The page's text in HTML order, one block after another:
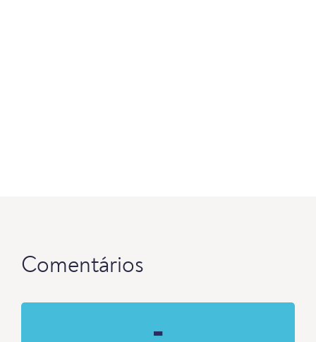
Comentários
-